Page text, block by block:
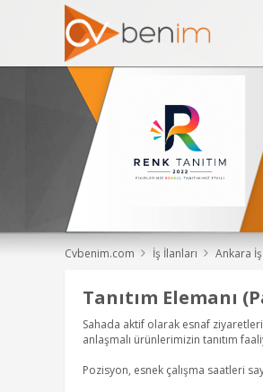
Cvbenim.com İş İlanları Ankara
Tanıtım Elemanı
Sahada aktif olarak esnaf
anlaşmalı ürünlerimizin tanıtım
Pozisyon, esnek çalışma saatleri